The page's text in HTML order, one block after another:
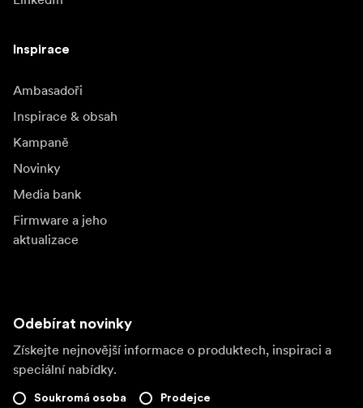
Inspirace
Ambasadoři
Inspirace & obsah
Kampaně
Novinky
Media bank
Firmware a jeho
aktualizace
Odebírat novinky
Získejte nejnovější informace o produktech, inspiraci a
speciální nabídky.
Soukromá osoba Prodejce